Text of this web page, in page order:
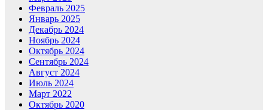
Февраль 2025
Январь 2025
Декабрь 2024
Ноябрь 2024
Октябрь 2024
Сентябрь 2024
Август 2024
Июль 2024
Март 2022
Октябрь 2020